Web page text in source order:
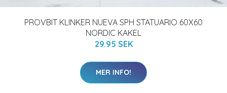
PROVBIT KLINKER NUEVA SPH STATUARIO 60X60
NORDIC KAKEL
29.95 SEK
MER INFO!